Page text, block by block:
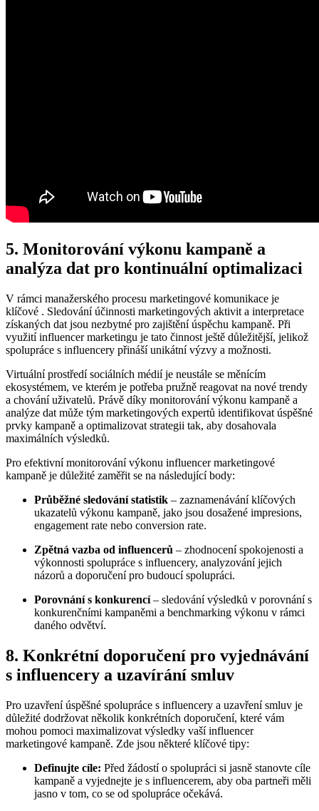
5. Monitorování výkonu kampaně a
analýza dat pro kontinuální optimalizaci
V rámci manažerského procesu marketingové komunikace je
klíčové . Sledování účinnosti marketingových aktivit a interpretace
získaných dat jsou nezbytné pro zajištění úspěchu kampaně. Při
využití influencer marketingu je tato činnost ještě důležitější, jelikož
spolupráce s influencery přináší unikátní výzvy a možnosti.
Virtuální prostředí sociálních médií je neustále se měnícím
ekosystémem, ve kterém je potřeba pružně reagovat na nové trendy
a chování uživatelů. Právě díky monitorování výkonu kampaně a
analýze dat může tým marketingových expertů identifikovat úspěšné
prvky kampaně a optimalizovat strategii tak, aby dosahovala
maximálních výsledků.
Pro efektivní monitorování výkonu influencer marketingové
kampaně je důležité zaměřit se na následující body:
Průběžné sledování statistik – zaznamenávání klíčových
ukazatelů výkonu kampaně, jako jsou dosažené impresions,
engagement rate nebo conversion rate.
Zpětná vazba od influencerů – zhodnocení spokojenosti a
výkonnosti spolupráce s influencery, analyzování jejich
názorů a doporučení pro budoucí spolupráci.
Porovnání s konkurencí– sledování výsledků v porovnání s
konkurenčními kampaněmi a benchmarking výkonu v rámci
daného odvětví.
8. Konkrétní doporučení pro vyjednávání
s influencery a uzavírání smluv
Pro uzavření úspěšné spolupráce s influencery a uzavření smluv je
důležité dodržovat několik konkrétních doporučení, které vám
mohou pomoci maximalizovat výsledky vaší influencer
marketingové kampaně. Zde jsou některé klíčové tipy:
Definujte cíle: Před žádostí o spolupráci si jasně stanovte cíle
kampaně a vyjednejte je s influencerem, aby oba partneři měli
jasno v tom, co se od spolupráce očekává.